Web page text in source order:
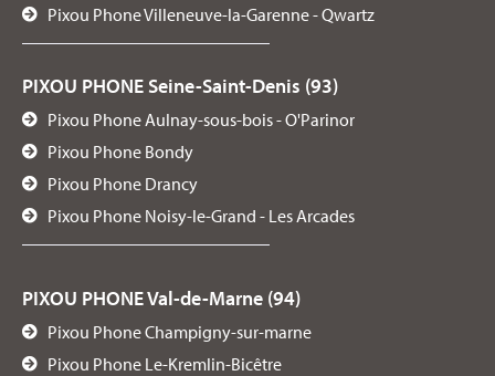
Pixou Phone Villeneuve-la-Garenne - Qwartz
PIXOU PHONE Seine-Saint-Denis (93)
Pixou Phone Aulnay-sous-bois - O'Parinor
Pixou Phone Bondy
Pixou Phone Drancy
Pixou Phone Noisy-le-Grand - Les Arcades
PIXOU PHONE Val-de-Marne (94)
Pixou Phone Champigny-sur-marne
Pixou Phone Le-Kremlin-Bicêtre